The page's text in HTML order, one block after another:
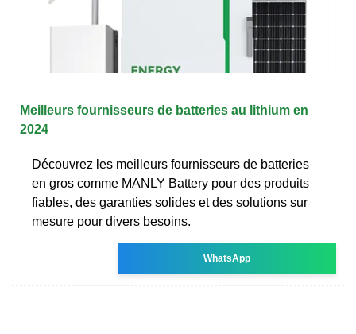
Meilleurs fournisseurs de batteries au lithium en
2024
Découvrez les meilleurs fournisseurs de batteries
en gros comme MANLY Battery pour des produits
fiables, des garanties solides et des solutions sur
mesure pour divers besoins.
WhatsApp